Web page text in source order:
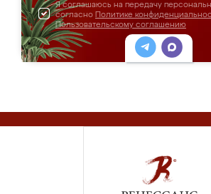
Я соглашаюсь на передачу
согласно Политике
Пользовательскому соглашению